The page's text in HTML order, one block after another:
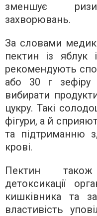
зменшує
захворювань.
За словами
пектин із яблук
рекомендують
або 30 г
вибирати
цукру. Такі
фігури, а й
та підтриманню
крові.
Пектин
детоксикації
кишківника та
властивість